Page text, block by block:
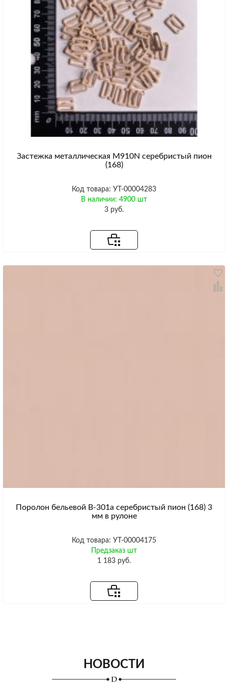
Застежка металлическая M910N серебристый пион
(168)
Код товара: УТ-00004283
В наличии: 4900 шт
3 руб.
Поролон бельевой B-301a серебристый пион (168) 3
мм в рулоне
Код товара: УТ-00004175
Предзаказ шт
1 183 руб.
НОВОСТИ